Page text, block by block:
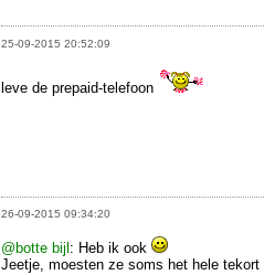
25-09-2015 20:52:09
leve de prepaid-telefoon
26-09-2015 09:34:20
@botte bijl : Heb ik ook
Jeetje, moesten ze soms het hele